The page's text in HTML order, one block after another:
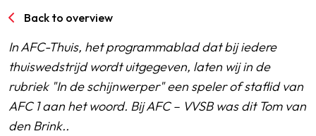
Back to overview
In AFC-Thuis, het programmablad dat bij iedere
thuiswedstrijd wordt uitgegeven, laten wij in de
rubriek "In de schijnwerper" een speler of staflid van
AFC 1 aan het woord. Bij AFC – VVSB was dit Tom van
den Brink..